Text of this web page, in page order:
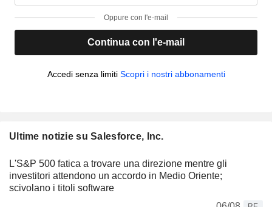
Oppure con l'e-mail
Continua con l'e-mail
Accedi senza limiti Scopri i nostri abbonamenti
Ultime notizie su Salesforce, Inc.
L'S&P 500 fatica a trovare una direzione mentre gli
investitori attendono un accordo in Medio Oriente;
scivolano i titoli software